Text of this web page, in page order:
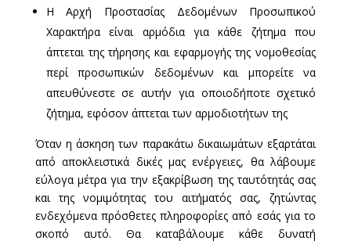
Η Αρχή Προστασίας Δεδομένων Προσωπικού
Χαρακτήρα είναι αρμόδια για κάθε ζήτημα που
άπτεται της τήρησης και εφαρμογής της νομοθεσίας
περί προσωπικών δεδομένων και μπορείτε να
απευθύνεστε σε αυτήν για οποιοδήποτε σχετικό
ζήτημα, εφόσον άπτεται των αρμοδιοτήτων της
Όταν η άσκηση των παρακάτω δικαιωμάτων εξαρτάται
από αποκλειστικά δικές μας ενέργειες, θα λάβουμε
εύλογα μέτρα για την εξακρίβωση της ταυτότητάς σας
και της νομιμότητας του αιτήματός σας, ζητώντας
ενδεχόμενα πρόσθετες πληροφορίες από εσάς για το
σκοπό αυτό. Θα καταβάλουμε κάθε δυνατή